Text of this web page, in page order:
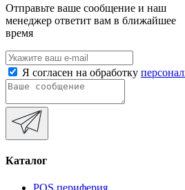
Отправьте ваше сообщение и наш
менеджер ответит вам в ближайшее
время
Я согласен на обработку
Каталог
POS периферия